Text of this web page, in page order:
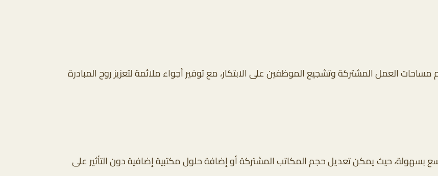
مساحات العمل المشتركة وتشجيع الموظفين على الابتكار، مع توفير أجواء ملائمة لتعزيز روح المبادرة
بسهولة، حيث يمكن تعديل حجم المكاتب المشتركة أو إضافة حلول مكتبية إضافية دون التأثير على